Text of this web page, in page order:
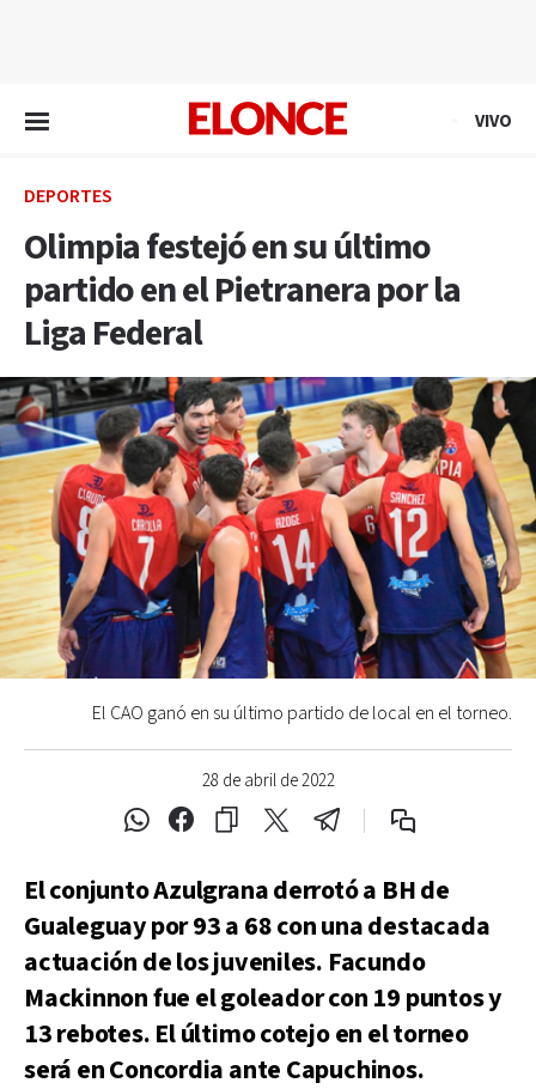
VIVO
DEPORTES
Olimpia festejó en su último
partido en el Pietranera por la
Liga Federal
28 de abril de 2022
El CAO ganó en su último partido de local en el torneo.
El conjunto Azulgrana derrotó a BH de
Gualeguay por 93 a 68 con una destacada
actuación de los juveniles. Facundo
Mackinnon fue el goleador con 19 puntos y
13 rebotes. El último cotejo en el torneo
será en Concordia ante Capuchinos.